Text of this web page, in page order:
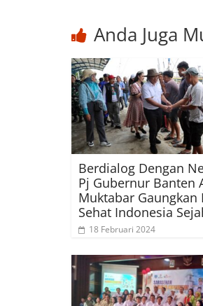
Anda Juga
Berdialog Dengan
Pj Gubernur Banten
Muktabar Gaungkan
Sehat Indonesia
18 Februari 2024